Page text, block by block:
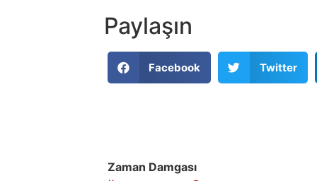
Paylaşın
Facebook Twitter
Zaman Damgası